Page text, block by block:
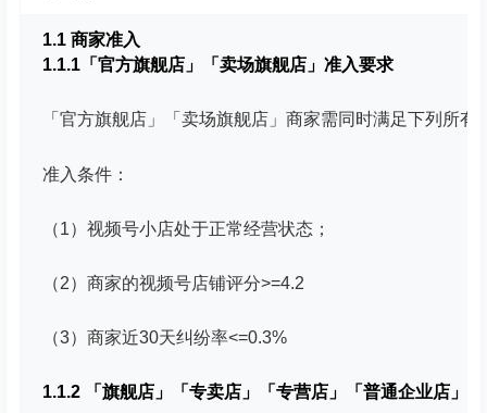
1.1 商家准入
1.1.1「官方旗舰店」「卖场旗舰店」准入要求
「官方旗舰店」「卖场旗舰店」商家需同时满足下列所
准入条件：
（1）视频号小店处于正常经营状态；
（2）商家的视频号店铺评分>=4.2
（3）商家近30天纠纷率<=0.3%
1.1.2 「旗舰店」「专卖店」「专营店」「普通企业店」